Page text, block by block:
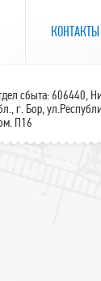
КОНТАКТЫ
сбыта: 606440,
г. Бор,
П16